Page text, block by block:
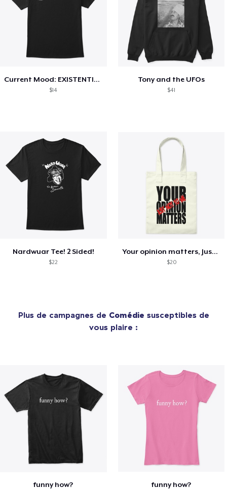
Current Mood: EXISTENTIAL CRISIS
$14
Tony and the UFOs
$41
Nardwuar Tee! 2 Sided!
$22
Your opinion matters, Just not to me!
$20
Plus de campagnes de Comédie susceptibles de
vous plaire :
funny how? funny how?